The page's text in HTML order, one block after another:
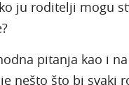
ju roditelji mogu
pitanja kao i
nešto što bi svaki